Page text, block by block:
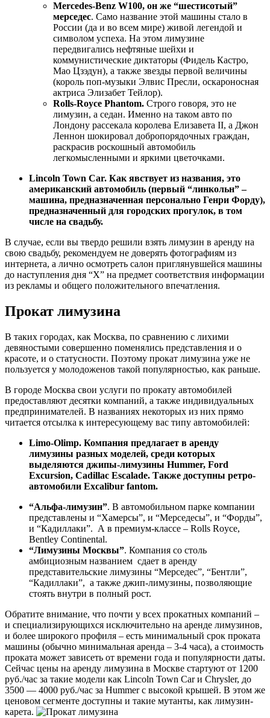
Mercedes-Benz W100, он же “шестисотый”
мерседес. Само название этой машины стало в
России (да и во всем мире) живой легендой и
символом успеха. На этом лимузине
передвигались нефтяные шейхи и
коммунистические диктаторы (Фидель Кастро,
Мао Цзэдун), а также звезды первой величины
(король поп-музыки Элвис Пресли, оскароносная
актриса Элизабет Тейлор).
Rolls-Royce Phantom. Строго говоря, это не
лимузин, а седан. Именно на таком авто по
Лондону рассекала королева Елизавета II, а Джон
Леннон шокировал добропорядочных граждан,
раскрасив роскошный автомобиль
легкомысленными и яркими цветочками.
Lincoln Town Car. Как явствует из названия, это
американский автомобиль (первый “линкольн” –
машина, предназначенная персонально Генри Форду),
предназначенный для городских прогулок, в том
числе на свадьбу.
В случае, если вы твердо решили взять лимузин в аренду на
свою свадьбу, рекомендуем не доверять фотографиям из
интернета, а лично осмотреть салон приглянувшейся машины
до наступления дня “Х” на предмет соответствия информации
из рекламы и общего положительного впечатления.
Прокат лимузина
В таких городах, как Москва, по сравнению с лихими
девяностыми совершенно поменялись представления и о
красоте, и о статусности. Поэтому прокат лимузина уже не
пользуется у молодоженов такой популярностью, как раньше.
В городе Москва свои услуги по прокату автомобилей
предоставляют десятки компаний, а также индивидуальных
предпринимателей. В названиях некоторых из них прямо
читается отсылка к интересующему вас типу автомобилей:
Limo-Olimp. Компания предлагает в аренду
лимузины разных моделей, среди которых
выделяются джипы-лимузины Hummer, Ford
Excursion, Cadillac Escalade. Также доступны ретро-
автомобили Excalibur fantom.
“Альфа-лимузин”. В автомобильном парке компании
представлены и “Хамерсы”, и “Мерседесы”, и “Форды”,
и “Кадиллаки”. А в премиум-классе – Rolls Royce,
Bentley Continental.
“Лимузины Москвы”. Компания со столь
амбициозным названием сдает в аренду
представительские лимузины “Мерседес”, “Бентли”,
“Кадиллаки”, а также джип-лимузины, позволяющие
стоять внутри в полный рост.
Обратите внимание, что почти у всех прокатных компаний –
и специализирующихся исключительно на аренде лимузинов,
и более широкого профиля – есть минимальный срок проката
машины (обычно минимальная аренда – 3-4 часа), а стоимость
проката может зависеть от времени года и популярности даты.
Сейчас цены на аренду лимузина в Москве стартуют от 1200
руб./час за такие модели как Lincoln Town Car и Chrysler, до
3500 — 4000 руб./час за Hummer с высокой крышей. В этом же
ценовом сегменте доступны и такие мутанты, как лимузин-
карета.